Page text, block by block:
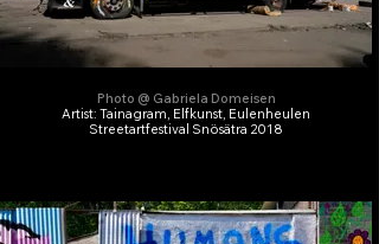
Photo @ Gabriela Domeisen
Artist: Tainagram, Elfkunst, Eulenheulen
Streetartfestival Snösätra 2018